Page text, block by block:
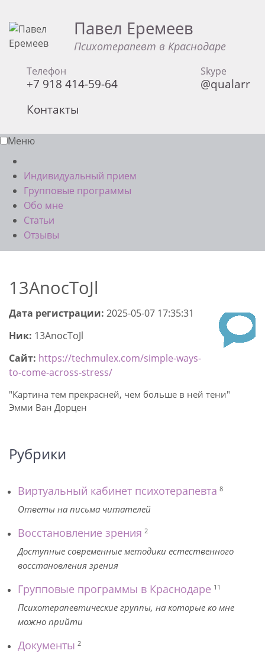
Павел Еремеев
Психотерапевт в Краснодаре
Телефон
+7 918 414-59-64
Skype
@qualarr
Контакты
Меню
Индивидуальный прием
Групповые программы
Обо мне
Статьи
Отзывы
13AnocToJl
Дата регистрации: 2025-05-07 17:35:31
Ник: 13AnocToJl
Сайт: https://techmulex.com/simple-ways-
to-come-across-stress/
"Картина тем прекрасней, чем больше в ней тени"
Эмми Ван Дорцен
Рубрики
Виртуальный кабинет психотерапевта 8
Ответы на письма читателей
Восстановление зрения 2
Доступные современные методики естественного
восстановления зрения
Групповые программы в Краснодаре 11
Психотерапевтические группы, на которые ко мне
можно прийти
Документы 2